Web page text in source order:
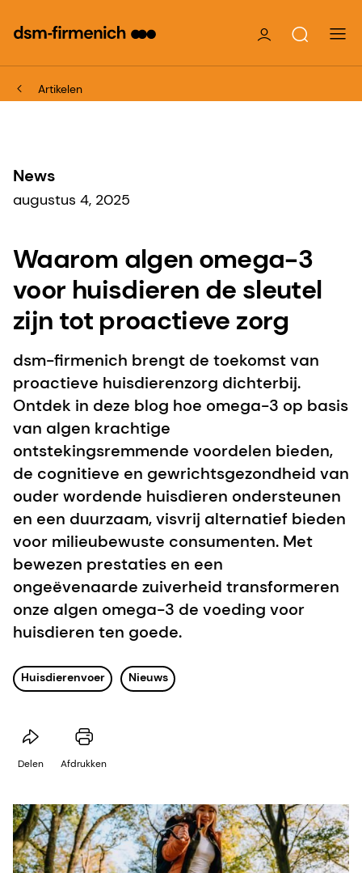
Artikelen
News
augustus 4, 2025
Waarom algen omega-3
voor huisdieren de sleutel
zijn tot proactieve zorg
dsm-firmenich brengt de toekomst van
proactieve huisdierenzorg dichterbij.
Ontdek in deze blog hoe omega-3 op basis
van algen krachtige
ontstekingsremmende voordelen bieden,
de cognitieve en gewrichtsgezondheid van
ouder wordende huisdieren ondersteunen
en een duurzaam, visvrij alternatief bieden
voor milieubewuste consumenten. Met
bewezen prestaties en een
ongeëvenaarde zuiverheid transformeren
onze algen omega-3 de voeding voor
huisdieren ten goede.
Huisdierenvoer Nieuws
Delen Afdrukken